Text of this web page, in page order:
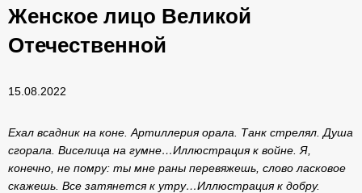
Женское лицо Великой
Отечественной
15.08.2022
Ехал всадник на коне. Артиллерия орала. Танк стрелял. Душа
сгорала. Виселица на гумне…Иллюстрация к войне. Я,
конечно, не помру: ты мне раны перевяжешь, слово ласковое
скажешь. Все затянется к утру…Иллюстрация к добру.